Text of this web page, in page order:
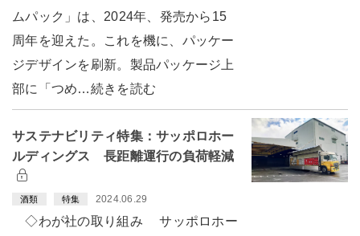
ムパック」は、2024年、発売から15
周年を迎えた。これを機に、パッケー
ジデザインを刷新。製品パッケージ上
部に「つめ…続きを読む
サステナビリティ特集：サッポロホー
ルディングス 長距離運行の負荷軽減
酒類 特集 2024.06.29
◇わが社の取り組み サッポロホー